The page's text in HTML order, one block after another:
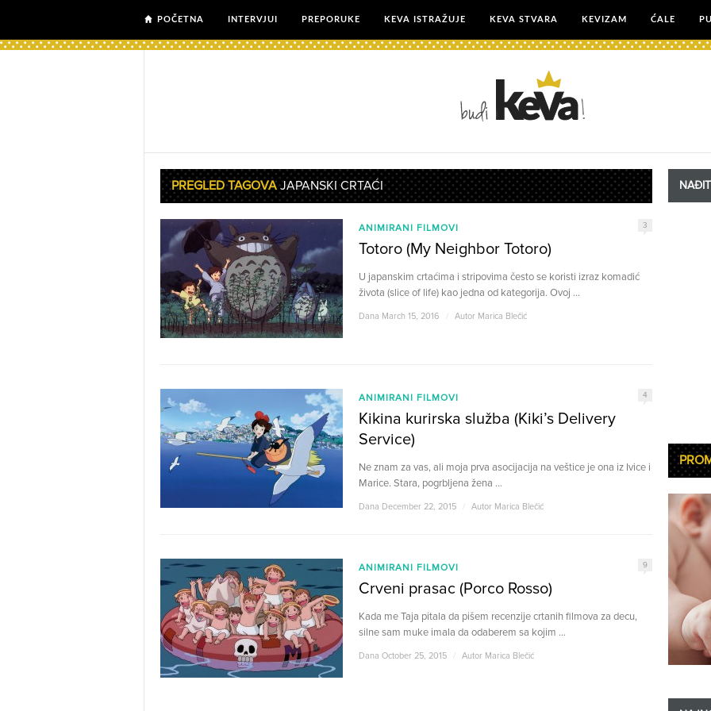
POČETNA INTERVJUI PREPORUKE KEVA ISTRAŽUJE KEVA STVARA KEVIZAM ĆALE
PREGLED TAGOVAJAPANSKI CRTAĆI
ANIMIRANI FILMOVI 3
Totoro (My Neighbor Totoro)
U japanskim crtaćima i stripovima često se koristi izraz komadić
života (slice of life) kao jedna od kategorija. Ovoj ...
Dana March 15, 2016 Autor Marica Blečić
ANIMIRANI FILMOVI 4
Kikina kurirska služba (Kiki’s Delivery
Service)
Ne znam za vas, ali moja prva asocijacija na veštice je ona iz Ivice i
Marice. Stara, pogrbljena žena ...
Dana December 22, 2015 Autor Marica Blečić
ANIMIRANI FILMOVI 9
Crveni prasac (Porco Rosso)
Kada me Taja pitala da pišem recenzije crtanih filmova za decu,
silne sam muke imala da odaberem sa kojim ...
Dana October 25, 2015 Autor Marica Blečić